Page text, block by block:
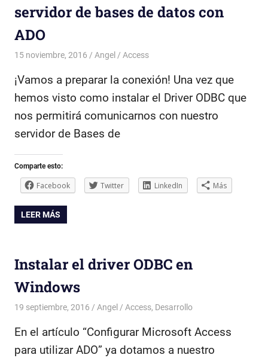
servidor de bases de datos con
ADO
15 noviembre, 2016 Angel Access
¡Vamos a preparar la conexión! Una vez que
hemos visto como instalar el Driver ODBC que
nos permitirá comunicarnos con nuestro
servidor de Bases de
Comparte esto:
Facebook Twitter LinkedIn Más
LEER MÁS
Instalar el driver ODBC en
Windows
19 septiembre, 2016 Angel Access, Desarrollo
En el artículo “Configurar Microsoft Access
para utilizar ADO” ya dotamos a nuestro